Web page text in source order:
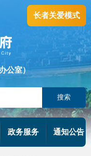
长者关爱模式
公室）
搜索
政务服务 通知公告